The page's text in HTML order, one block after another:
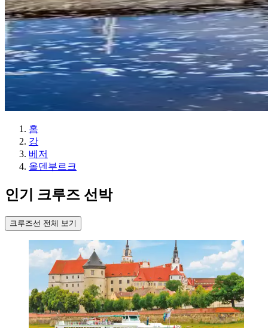
홈
강
베저
올덴부르크
인기 크루즈 선박
크루즈선 전체 보기